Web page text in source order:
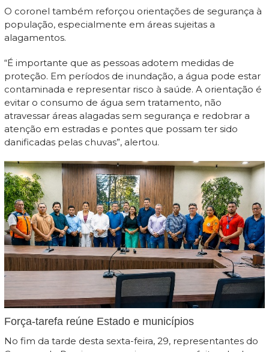
O coronel também reforçou orientações de segurança à
população, especialmente em áreas sujeitas a
alagamentos.
“É importante que as pessoas adotem medidas de
proteção. Em períodos de inundação, a água pode estar
contaminada e representar risco à saúde. A orientação é
evitar o consumo de água sem tratamento, não
atravessar áreas alagadas sem segurança e redobrar a
atenção em estradas e pontes que possam ter sido
danificadas pelas chuvas”, alertou.
Força-tarefa reúne Estado e municípios
No fim da tarde desta sexta-feira, 29, representantes do